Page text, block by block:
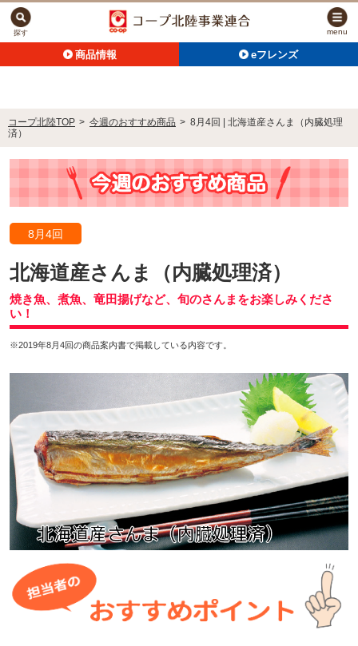
商品情報 eフレンズ
探す menu
コープ北陸TOP > 今週のおすすめ商品 > 8月4回 | 北海道産さんま（内臓処理
済）
8月4回
北海道産さんま（内臓処理済）
焼き魚、煮魚、竜田揚げなど、旬のさんまをお楽しみくださ
い！
※2019年8月4回の商品案内書で掲載している内容です。